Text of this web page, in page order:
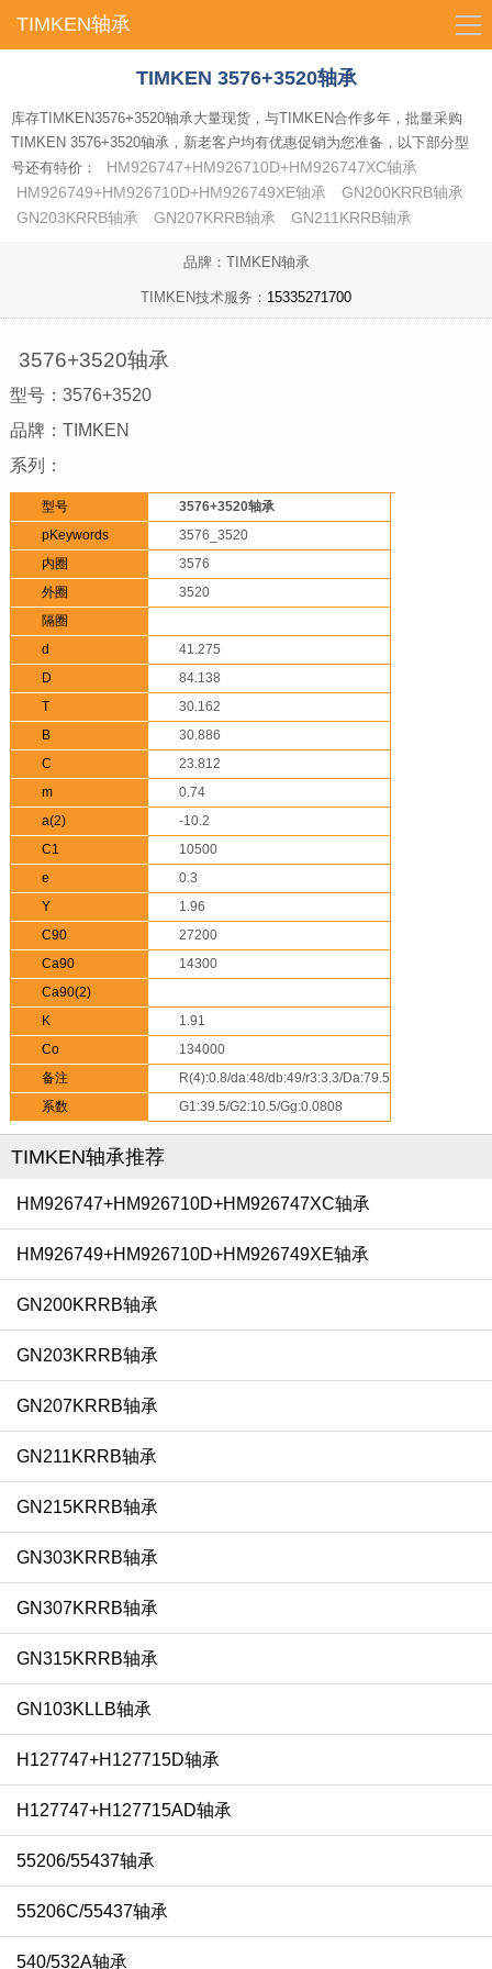
TIMKEN轴承
导
首页
TIMKEN 3576+3520轴承
库存TIMKEN3576+3520轴承大量现货，与TIMKEN合作多年，批量采购
TIMKEN 3576+3520轴承，新老客户均有优惠促销为您准备，以下部分型
号还有特价：
HM926747+HM926710D+HM926747XC轴承
HM926749+HM926710D+HM926749XE轴承
GN200KRRB轴承
GN203KRRB轴承
GN207KRRB轴承 GN211KRRB轴承
品牌：TIMKEN轴承
TIMKEN技术服务： 15335271700
3576+3520轴承
型号：3576+3520
品牌：TIMKEN
系列：
型号
3576+3520轴承
pKeywords
3576_3520
内圈
3576
外圈
3520
隔圈
d
41.275
D
84.138
T
30.162
B
30.886
C
23.812
m
0.74
a(2)
-10.2
C1
10500
e
0.3
Y
1.96
C90
27200
Ca90
14300
Ca90(2)
K
1.91
Co
134000
备注
R(4):0.8/da:48/db:49/r3:3.3/Da:79.5/Db:74-
Aa:2.3/Ab:0.7
系数 G1:39.5/G2:10.5/Gg:0.0808
TIMKEN轴承推荐
HM926747+HM926710D+HM926747XC轴承
HM926749+HM926710D+HM926749XE轴承
GN200KRRB轴承
GN203KRRB轴承
GN207KRRB轴承
GN211KRRB轴承
GN215KRRB轴承
GN303KRRB轴承
GN307KRRB轴承
GN315KRRB轴承
GN103KLLB轴承
H127747+H127715D轴承
H127747+H127715AD轴承
55206/55437轴承
55206C/55437轴承
540/532A轴承